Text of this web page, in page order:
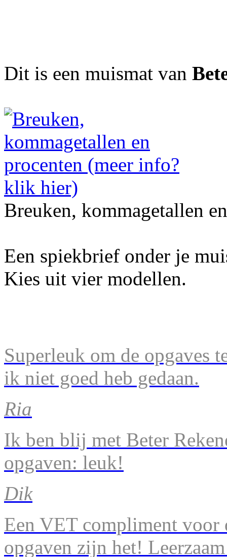
Dit is een muismat van
Breuken, kommagetallen
Een spiekbrief onder je
Kies uit vier modellen.
Superleuk om de opgaves
ik niet goed heb gedaan.
Ria
Ik ben blij met Beter
opgaven: leuk!
Dik
Een VET compliment voor
opgaven zijn het!